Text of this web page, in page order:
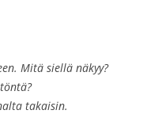
Mitä siellä näkyy?
takaisin.